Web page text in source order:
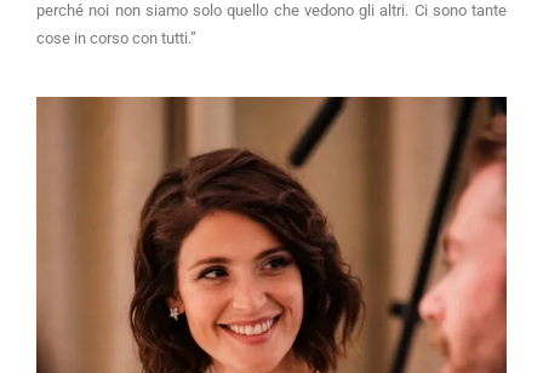
perché noi non siamo solo quello che vedono gli altri. Ci sono tante
cose in corso con tutti.”